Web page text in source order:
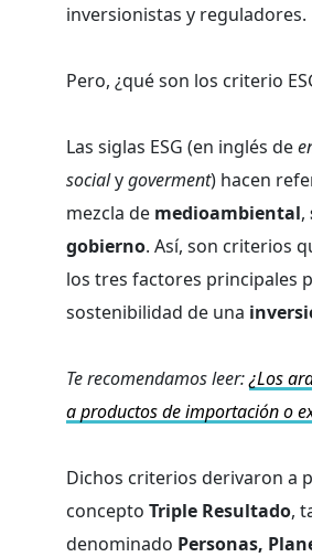
inversionistas y reguladores.
Pero, ¿qué son los criterio
Las siglas ESG (en inglés de
socialygoverment) hacen
mezcla de medioambiental,
gobierno. Así, son criterios
los tres factores principales
sostenibilidad de una
Te recomendamos leer:¿Los
a productos de importación o
Dichos criterios derivaron a
concepto Triple Resultado,
denominado Personas,